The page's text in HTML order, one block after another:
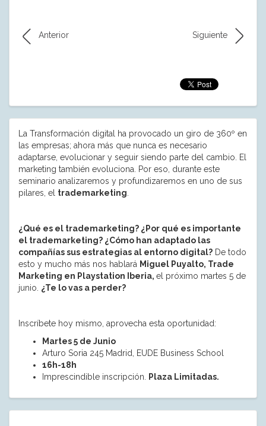
Anterior Siguiente
La Transformación digital ha provocado un giro de 360º en
las empresas; ahora más que nunca es necesario
adaptarse, evolucionar y seguir siendo parte del cambio. El
marketing también evoluciona. Por eso, durante este
seminario analizaremos y profundizaremos en uno de sus
pilares, el trademarketing
¿Qué es el trademarketing? ¿Por qué es importante
el trademarketing? ¿Cómo han adaptado las
compañías sus estrategias al entorno digital? De todo
esto y mucho más nos hablará Miguel Puyalto, Trade
Marketing en Playstation Iberia, el próximo martes 5 de
junio. ¿Te lo vas a perder?
Inscríbete hoy mismo, aprovecha esta oportunidad:
Martes 5 de Junio
Arturo Soria 245 Madrid, EUDE Business School
16h-18h
Imprescindible inscripción.
Plaza Limitadas.